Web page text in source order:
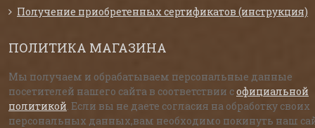
Получение приобретенных сертификатов (инструкция)
ПОЛИТИКА МАГАЗИНА
Мы получаем и обрабатываем персональные данные
посетителей нашего сайта в соответствии софициальной
политикой . Если вы не даете согласия на обработку своих
персональных данных,вам необходимо покинуть наш